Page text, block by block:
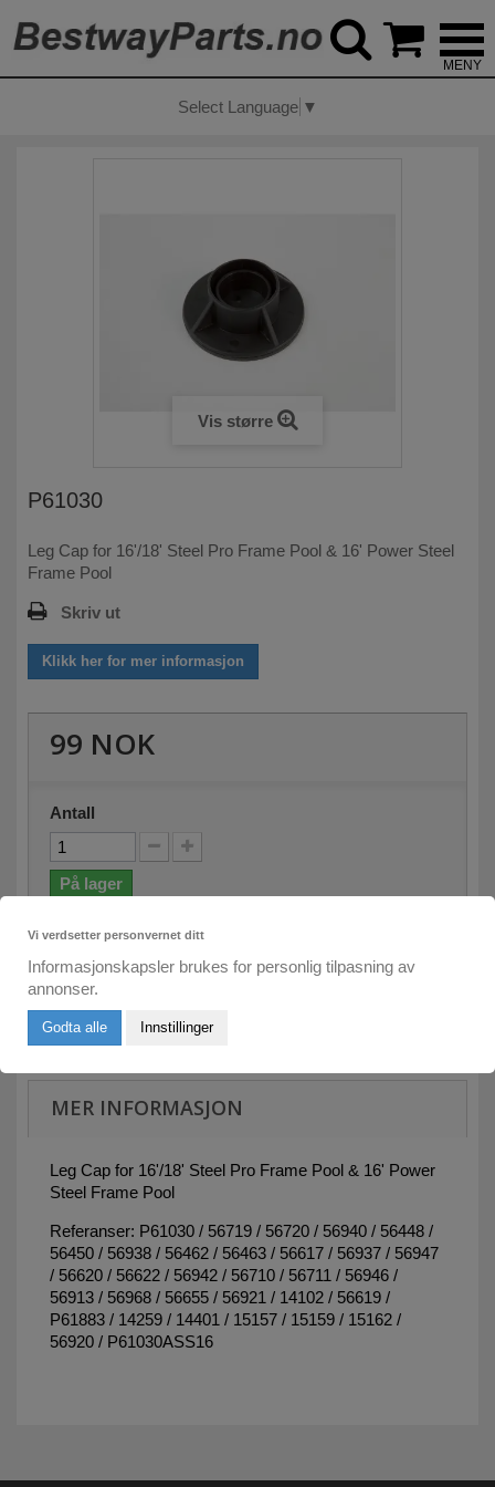
Select Language ▼
Vis større
P61030
Leg Cap for 16'/18' Steel Pro Frame Pool & 16' Power Steel
Frame Pool
Skriv ut
Klikk her for mer informasjon
99 NOK
Antall
På lager
Legg i kurven
MER INFORMASJON
Leg Cap for 16'/18' Steel Pro Frame Pool & 16' Power
Steel Frame Pool
Referanser: P61030 / 56719 / 56720 / 56940 / 56448 /
56450 / 56938 / 56462 / 56463 / 56617 / 56937 / 56947
/ 56620 / 56622 / 56942 / 56710 / 56711 / 56946 /
56913 / 56968 / 56655 / 56921 / 14102 / 56619 /
P61883 / 14259 / 14401 / 15157 / 15159 / 15162 /
56920 / P61030ASS16
Vi verdsetter personvernet ditt
Informasjonskapsler brukes for personlig tilpasning av
annonser.
Godta alle Innstillinger
 